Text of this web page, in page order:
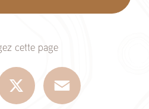
cette page